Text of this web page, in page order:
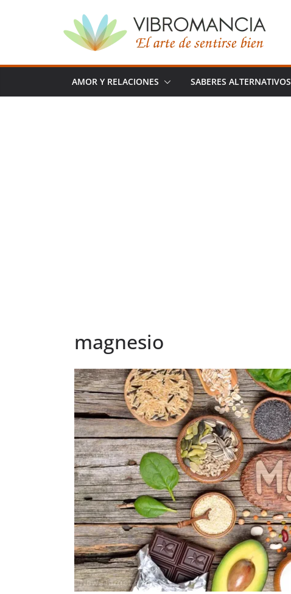
AMOR Y RELACIONES SABERES ALTERNATIVOS
magnesio